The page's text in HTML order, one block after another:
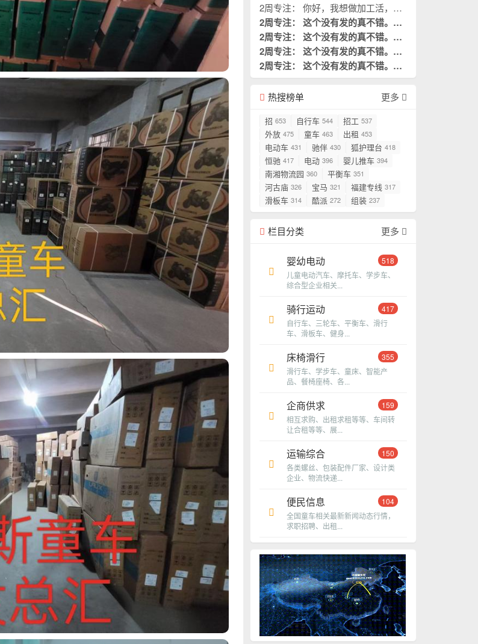
2周专注： 你好，我想做加工活，您
的厂子在哪？
2周专注： 这个没有发的真不错。这
是我需要阅读的。 置顶
2周专注： 这个没有发的真不错。这
是我需要阅读的。 置顶
2周专注： 这个没有发的真不错。这
是我需要阅读的。 置顶
2周专注： 这个没有发的真不错。这
是我需要阅读的。 置顶
热搜榜单 更多
招 653 自行车 544 招工 537
外放 475 童车 463 出租 453
电动车 431 驰伴 430 狐护理台 418
恒驰 417 电动 396 婴儿推车 394
南湘物流园 360 平衡车 351
河古庙 326 宝马 321 福建专线 317
滑板车 314 酷派 272 组装 237
栏目分类 更多
婴幼电动
518
儿童电动汽车、摩托车、学步车、
综合型企业相关...
骑行运动
417
自行车、三轮车、平衡车、滑行
车、滑板车、健身...
床椅滑行
355
滑行车、学步车、童床、智能产
品、餐椅座椅、各...
企商供求
159
相互求购、出租求租等等、车间转
让合租等等、展...
运输综合
150
各类螺丝、包装配件厂家、设计类
企业、物流快递...
便民信息
104
全国童车相关最新新闻动态行情，
求职招聘、出租...